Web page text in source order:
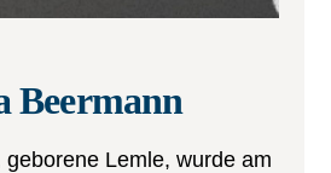
Beermann
geborene Lemle, wurde am